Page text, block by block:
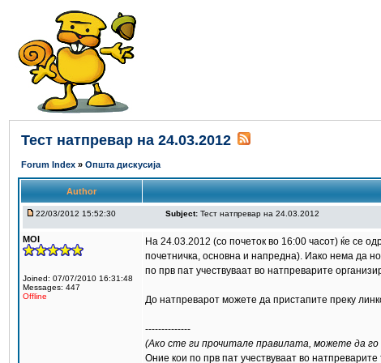
Тест натпревар на 24.03.2012
Forum Index » Општа дискусија
Author
22/03/2012 15:52:30 Subject: Тест натпревар на 24.03.2012
MOI
Joined: 07/07/2010 16:31:48
Messages: 447
Offline
На 24.03.2012 (со почеток во 16:00 часот) ќе се
почетничка, основна и напредна). Иако нема да
по прв пат учествуваат во натпреварите
До натпреварот можете да пристапите преку
--------------
(Ако сте ги прочитале правилата, можете да го
Оние кои по прв пат учествуваат во